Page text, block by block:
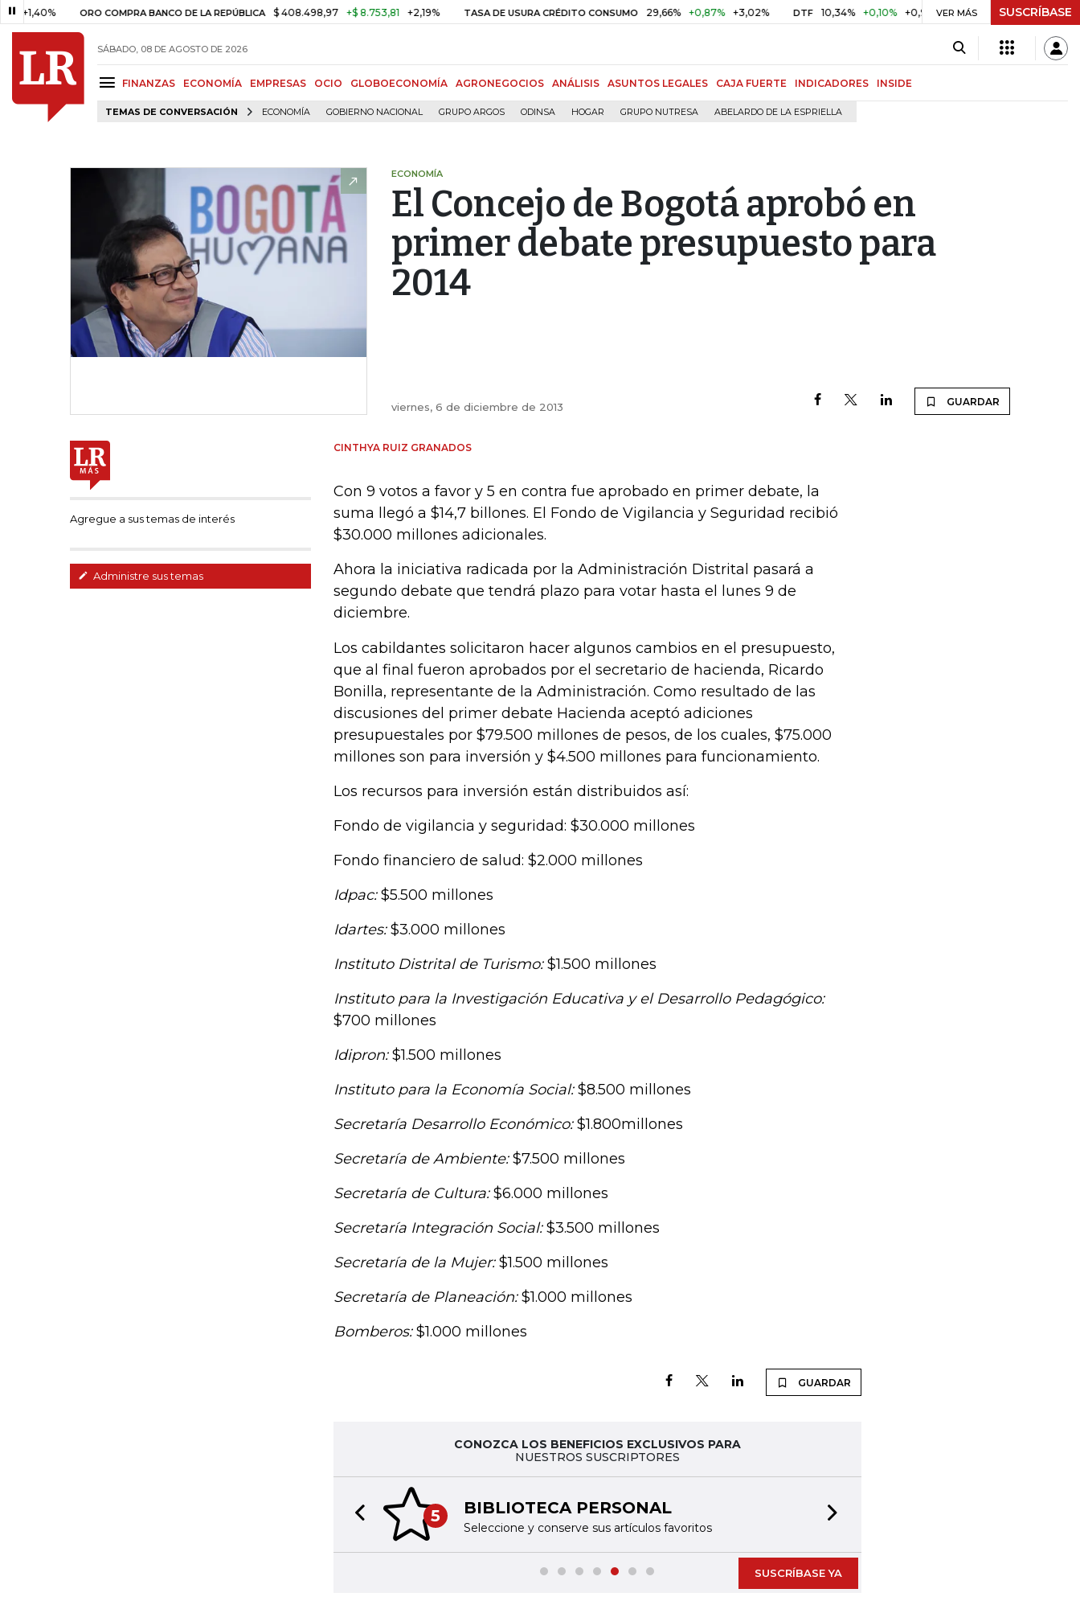
ORO COMPRA BANCO DE LA REPÚBLICA $ 408.498,97 +$ 8.753,81 +2,19% TASA DE USURA CRÉDITO CONSUMO 29,66% +0,87% +3,02% DTF 10,34% +0,10% +0,98% UVR $ 416,96 +$ 0,05 +0,01%
VER MÁS SUSCRÍBASE
SÁBADO, 08 DE AGOSTO DE 2026
FINANZAS ECONOMÍA EMPRESAS OCIO GLOBOECONOMÍA AGRONEGOCIOS ANÁLISIS ASUNTOS LEGALES CAJA FUERTE INDICADORES INSIDE
TEMAS DE CONVERSACIÓN ECONOMÍA GOBIERNO NACIONAL GRUPO ARGOS ODINSA HOGAR GRUPO NUTRESA ABELARDO DE LA ESPRIELLA
ECONOMÍA
El Concejo de Bogotá aprobó en
primer debate presupuesto para
2014
viernes, 6 de diciembre de 2013 GUARDAR
Agregue a sus temas de interés
Administre sus temas
CINTHYA RUIZ GRANADOS
Con 9 votos a favor y 5 en contra fue aprobado en primer debate, la
suma llegó a $14,7 billones. El Fondo de Vigilancia y Seguridad recibió
$30.000 millones adicionales.
Ahora la iniciativa radicada por la Administración Distrital pasará a
segundo debate que tendrá plazo para votar hasta el lunes 9 de
diciembre.
Los cabildantes solicitaron hacer algunos cambios en el presupuesto,
que al final fueron aprobados por el secretario de hacienda, Ricardo
Bonilla, representante de la Administración. Como resultado de las
discusiones del primer debate Hacienda aceptó adiciones
presupuestales por $79.500 millones de pesos, de los cuales, $75.000
millones son para inversión y $4.500 millones para funcionamiento.
Los recursos para inversión están distribuidos así:
Fondo de vigilancia y seguridad: $30.000 millones
Fondo financiero de salud: $2.000 millones
Idpac:$5.500 millones
Idartes:$3.000 millones
Instituto Distrital de Turismo:$1.500 millones
Instituto para la Investigación Educativa y el Desarrollo Pedagógico:
$700 millones
Idipron:$1.500 millones
Instituto para la Economía Social:$8.500 millones
Secretaría Desarrollo Económico:$1.800millones
Secretaría de Ambiente:$7.500 millones
Secretaría de Cultura:$6.000 millones
Secretaría Integración Social:$3.500 millones
Secretaría de la Mujer:$1.500 millones
Secretaría de Planeación:$1.000 millones
Bomberos:$1.000 millones
GUARDAR
CONOZCA LOS BENEFICIOS EXCLUSIVOS PARA
NUESTROS SUSCRIPTORES
5 BIBLIOTECA PERSONAL
Seleccione y conserve sus artículos favoritos
Previous slide
SUSCRÍBASE YA